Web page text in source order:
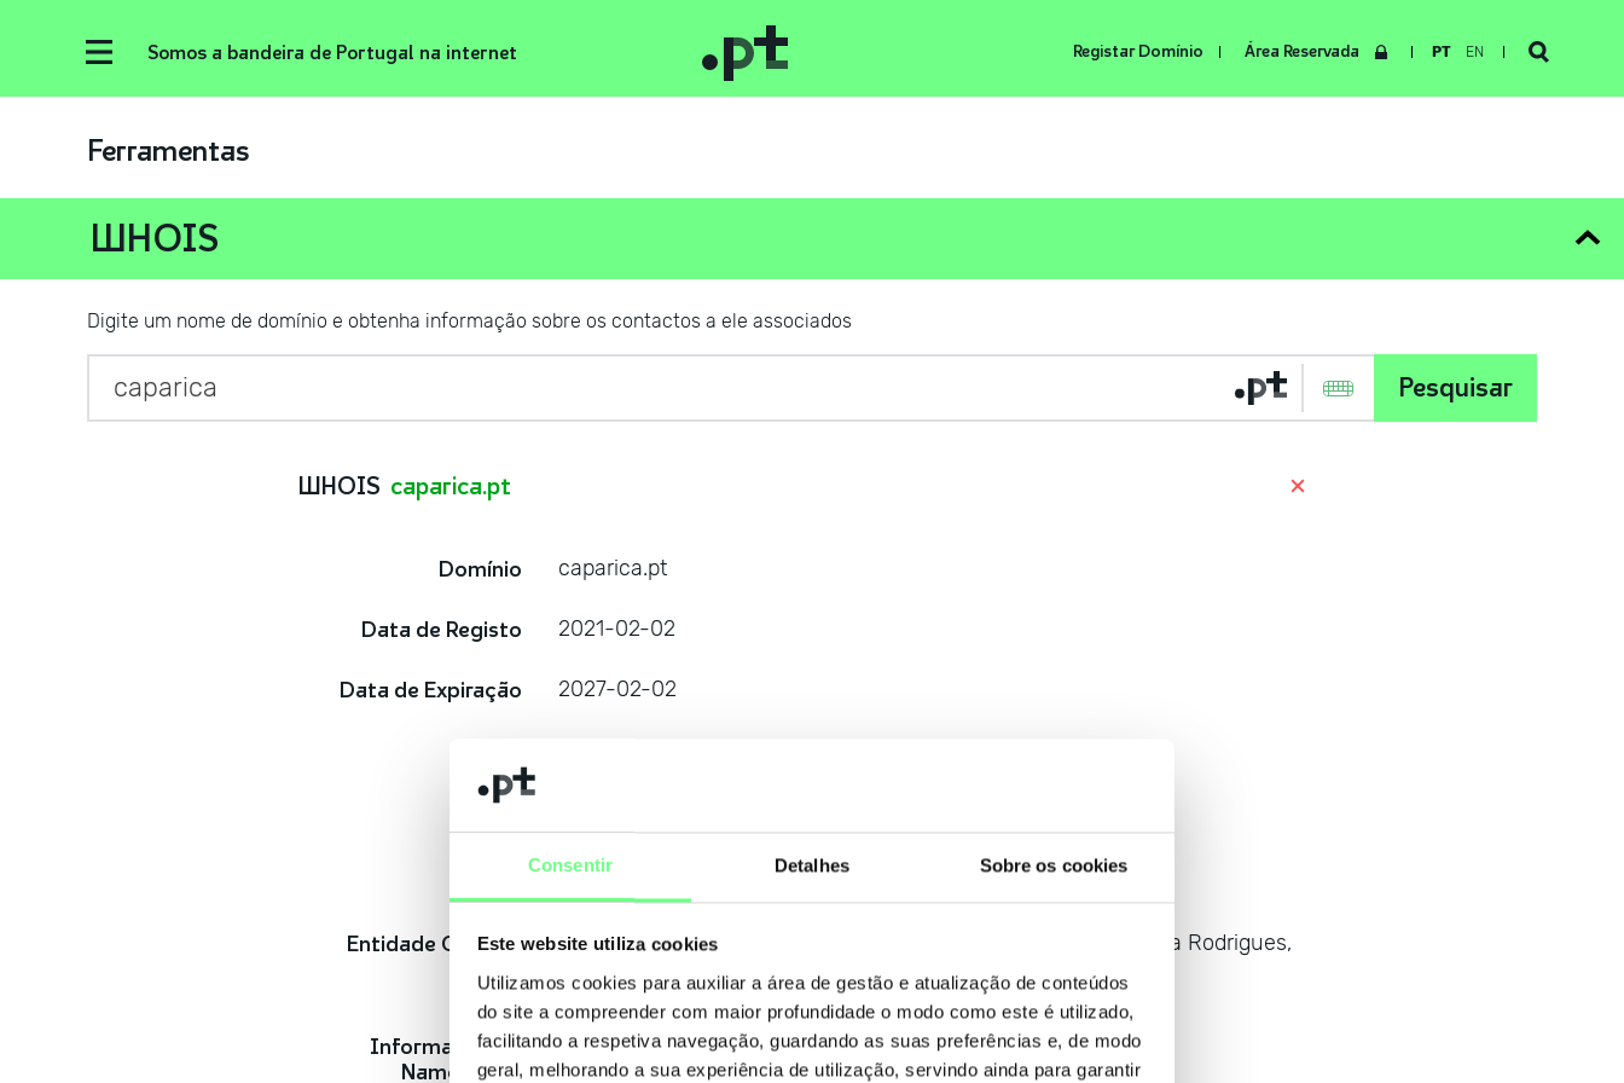
Consentir Detalhes Sobre os cookies
Este website utiliza cookies
Utilizamos cookies para auxiliar a área de gestão e atualização de conteúdos
do site a compreender com maior profundidade o modo como este é utilizado,
facilitando a respetiva navegação, guardando as suas preferências e, de modo
geral, melhorando a sua experiência de utilização, servindo ainda para garantir
Somos a bandeira de Portugal na internet Registar Domínio Área Reservada PT EN
Ferramentas
WHOIS
Digite um nome de domínio e obtenha informação sobre os contactos a ele associados
WHOIS caparica.pt
Domínio caparica.pt
Data de Registo 2021-02-02
Data de Expiração 2027-02-02
Titular
Entidade Gestora
SAMPLING LINE - SERVIÇOS E INTERNET, LDA
SAMPLING LINE - SERVIÇOS E INTERNET, LDA, Avenida Amália Rodrigues,
nº 6, Loja D, Odivelas, 2675-432 Odivelas, PT
Informação do
Nameserver
ns1.aftermarket.com
ns2.aftermarket.com